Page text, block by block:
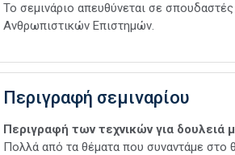
Το σεμινάριο απευθύνεται σε
Ανθρωπιστικών Επιστημών.
Περιγραφή σεμιναρίου
Περιγραφή των τεχνικών για δουλειά
Πολλά από τα θέματα που συναντάμε στο